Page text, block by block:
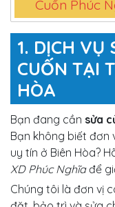
Cuốn Phúc
1. DỊCH VỤ
CUỐN TẠI
HÒA
Bạn đang cần sửa
Bạn không biết đơn
uy tín ở Biên Hòa?
XD Phúc Nghĩađể
Chúng tôi là đơn vị